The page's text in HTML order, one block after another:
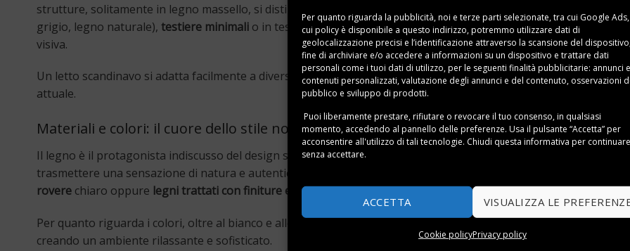
Per quanto riguarda la pubblicità, noi e terze parti selezionate, tra cui Google
cui policy è disponibile a questo indirizzo, potremmo utilizzare dati di
geolocalizzazione precisi e l’identificazione attraverso la scansione del
fine di archiviare e/o accedere a informazioni su un dispositivo e trattare dati
personali come i tuoi dati di utilizzo, per le seguenti finalità pubblicitarie: annunci e
contenuti personalizzati, valutazione degli annunci e del contenuto, osservazioni
pubblico e sviluppo di prodotti.
Puoi liberamente prestare, rifiutare o revocare il tuo consenso, in qualsiasi
momento, accedendo al pannello delle preferenze. Usa il pulsante “Accetta” per
acconsentire all'utilizzo di tali tecnologie. Chiudi questa informativa per continuare
senza accettare.
ACCETTA VISUALIZZA LE
Cookie policyPrivacy policy
strutture, solitamente in legno massello, si distinguono per il loro
grigio, legno naturale), testiere minimali o in tessuto naturale epiedini altiche favoriscono la pulizia e donano
visiva.
Un letto scandinavo si adatta facilmente a diversi ambienti, dal più tradizionale al contemporaneo, risultando
attuale.
Materiali e colori: il cuore dello stile nordico
Il legno è il protagonista indiscusso del design scandinavo, scelto per la sua
trasmettere una sensazione di natura e autenticità. I letti in stile nordico sono spesso realizzati in
rovere chiaro oppure legni trattati con finiture ecologichee vernici naturali.
Per quanto riguarda i colori, oltre al bianco e alle sfumature neutre, trovano spazio anche i toni pastello o il
creando un ambiente rilassante e sofisticato.